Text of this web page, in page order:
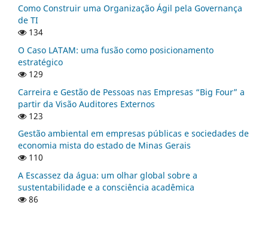
Como Construir uma Organização Ágil pela Governança
de TI
134
O Caso LATAM: uma fusão como posicionamento
estratégico
129
Carreira e Gestão de Pessoas nas Empresas “Big Four” a
partir da Visão Auditores Externos
123
Gestão ambiental em empresas públicas e sociedades de
economia mista do estado de Minas Gerais
110
A Escassez da água: um olhar global sobre a
sustentabilidade e a consciência acadêmica
86